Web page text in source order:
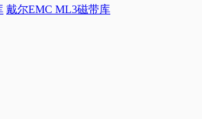
戴尔EMC ML3磁带库